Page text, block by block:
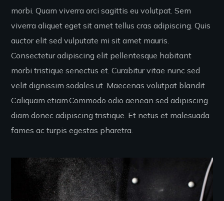
morbi. Quam viverra orci sagittis eu volutpat. Sem
viverra aliquet eget sit amet tellus cras adipiscing. Quis
auctor elit sed vulputate mi sit amet mauris.
Consectetur adipiscing elit pellentesque habitant
morbi tristique senectus et. Curabitur vitae nunc sed
velit dignissim sodales ut. Maecenas volutpat blandit
Caliquam etiam.Commodo odio aenean sed adipiscing
diam donec adipiscing tristique. Et netus et malesuada
fames ac turpis egestas pharetra.